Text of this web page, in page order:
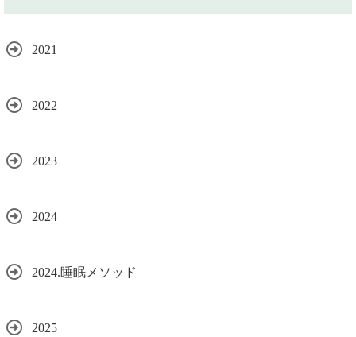
2021
2022
2023
2024
2024.睡眠メソッド
2025